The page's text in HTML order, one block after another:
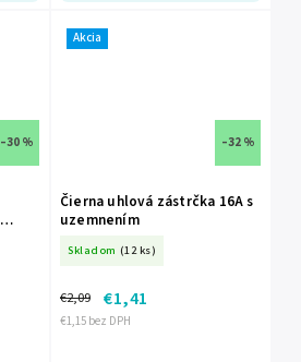
–30 %
Akcia
–32 %
Čierna uhlová zástrčka 16A s
uzemnením
Skladom (12 ks)
€1,15 bez DPH
€2,09 €1,41